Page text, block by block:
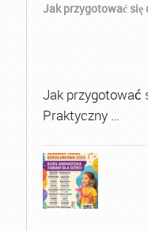
Jak przygotować się
Jak przygotować
Praktyczny …